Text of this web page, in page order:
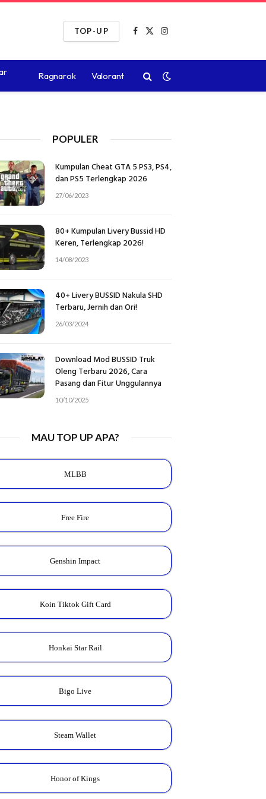
TOP-UP
Facebook
X
Instagram
Ragnarok Valorant
POPULER
Kumpulan Cheat GTA 5 PS3, PS4,
dan PS5 Terlengkap 2026
27/06/2023
80+ Kumpulan Livery Bussid HD
Keren, Terlengkap 2026!
14/08/2023
40+ Livery BUSSID Nakula SHD
Terbaru, Jernih dan Ori!
26/03/2024
Download Mod BUSSID Truk
Oleng Terbaru 2026, Cara
Pasang dan Fitur Unggulannya
10/10/2025
MAU TOP UP APA?
MLBB
Free Fire
Genshin Impact
Koin Tiktok Gift Card
Honkai Star Rail
Bigo Live
Steam Wallet
Honor of Kings